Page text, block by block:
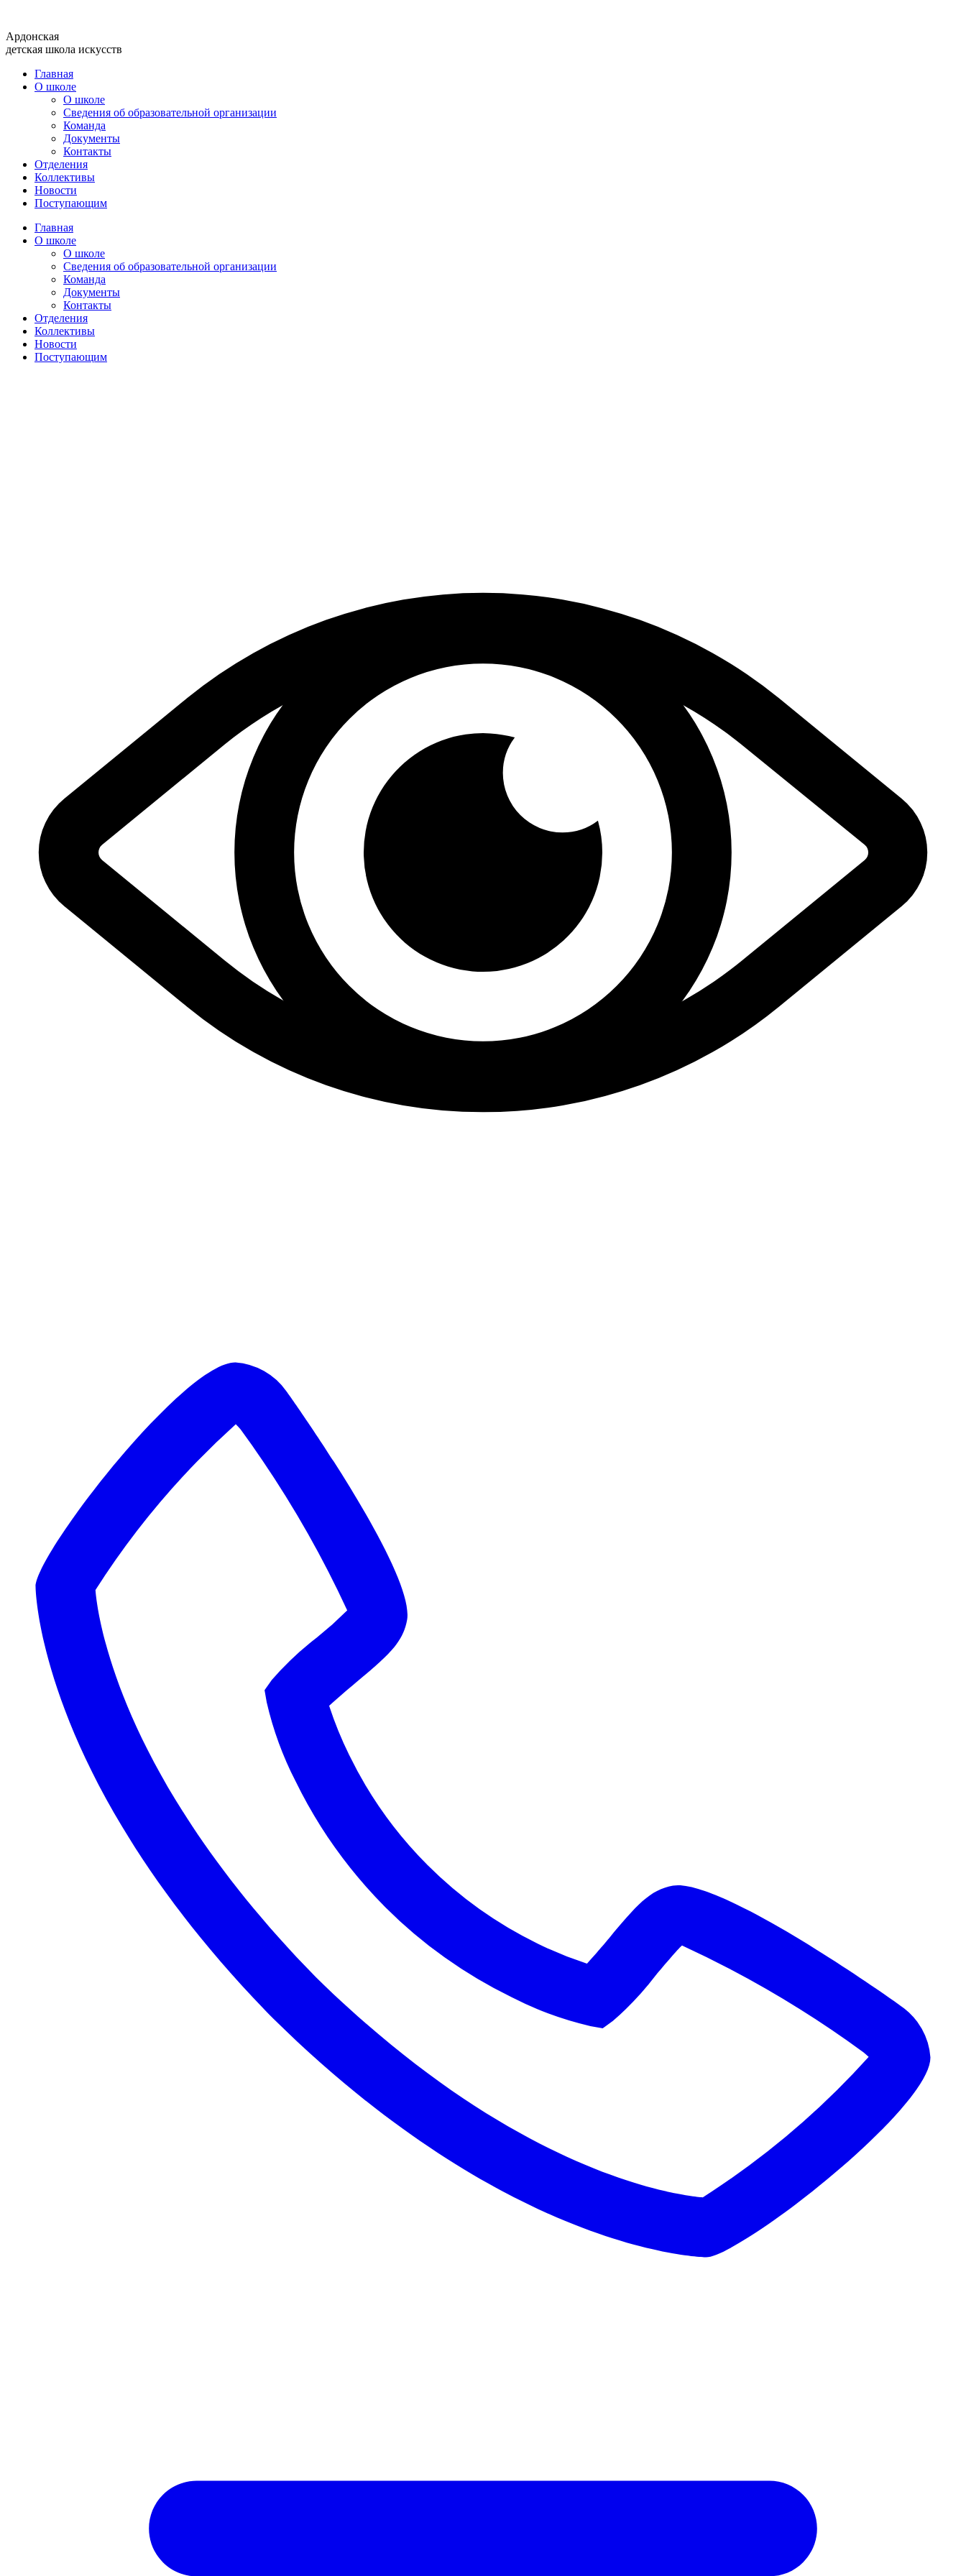
содержимому
Ардонская
детская школа искусств
Главная
О школе
О школе
Сведения об образовательной организации
Команда
Документы
Контакты
Отделения
Коллективы
Новости
Поступающим
Главная
О школе
О школе
Сведения об образовательной организации
Команда
Документы
Контакты
Отделения
Коллективы
Новости
Поступающим